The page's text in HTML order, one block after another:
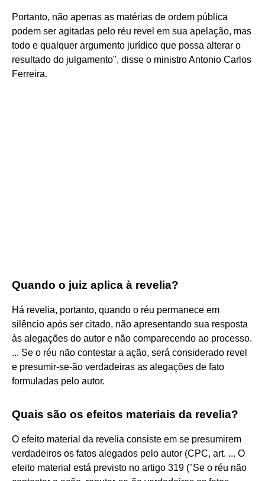
Portanto, não apenas as matérias de ordem pública
podem ser agitadas pelo réu revel em sua apelação, mas
todo e qualquer argumento jurídico que possa alterar o
resultado do julgamento", disse o ministro Antonio Carlos
Ferreira.
Quando o juiz aplica à revelia?
Há revelia, portanto, quando o réu permanece em
silêncio após ser citado, não apresentando sua resposta
às alegações do autor e não comparecendo ao processo.
... Se o réu não contestar a ação, será considerado revel
e presumir-se-ão verdadeiras as alegações de fato
formuladas pelo autor.
Quais são os efeitos materiais da revelia?
O efeito material da revelia consiste em se presumirem
verdadeiros os fatos alegados pelo autor (CPC, art. ... O
efeito material está previsto no artigo 319 ("Se o réu não